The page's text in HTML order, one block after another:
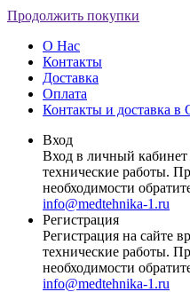
Продолжить покупки
О Нас
Контакты
Доставка
Оплата
Контакты и доставка в
Вход
Вход в личный кабинет
технические работы.
необходимости
info@medtehnika-1.ru
Регистрация
Регистрация на сайте
технические работы.
необходимости
info@medtehnika-1.ru